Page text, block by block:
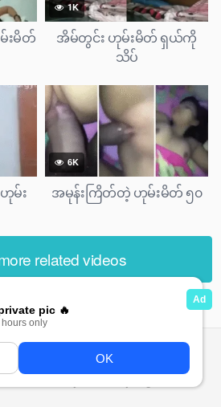
းမိတ်
1K
အိမ်တွင်း ဟုမ်းမိတ် ရှယ်ကို
သိပ်
မ်း
6K
အမုန်းကြိတ်တဲ့ ဟုမ်းမိတ် ၅၀
related videos